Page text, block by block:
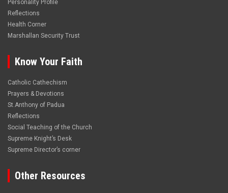
Personality Profile
Reflections
Health Corner
Marshallan Security Trust
Know Your Faith
Catholic Cathechism
Prayers & Devotions
St.Anthony of Padua
Reflections
Social Teaching of the Church
Supreme Knight’s Desk
Supreme Director’s corner
Other Resources